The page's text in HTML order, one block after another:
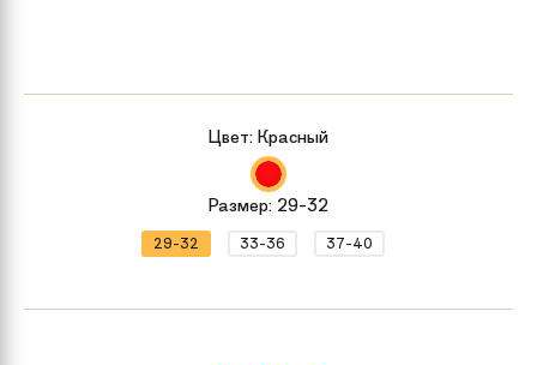
Цвет: Красный
Размер: 29-32
29-32 33-36 37-40